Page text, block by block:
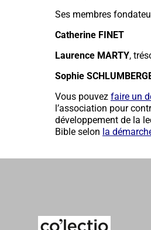
Ses membres
Catherine FINET
Laurence MARTY,
Sophie
Vous pouvez faire un
l’association pour
développement de la
Bible selon la